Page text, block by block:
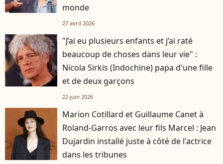
monde
27 avril 2026
"J’ai eu plusieurs enfants et j’ai raté
beaucoup de choses dans leur vie" :
Nicola Sirkis (Indochine) papa d'une fille
et de deux garçons
22 juin 2026
Marion Cotillard et Guillaume Canet à
Roland-Garros avec leur fils Marcel : Jean
Dujardin installé juste à côté de l'actrice
dans les tribunes